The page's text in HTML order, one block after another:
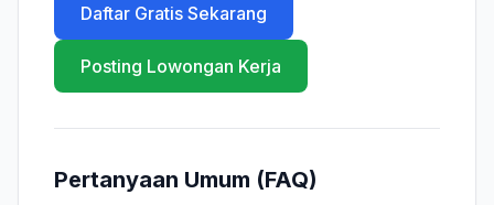
Daftar Gratis Sekarang
Posting Lowongan Kerja
Pertanyaan Umum (FAQ)